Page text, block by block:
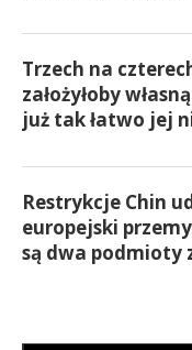
Trzech na
założyłoby
już tak łatwo jej
Restrykcje Chin
europejski
są dwa podmioty